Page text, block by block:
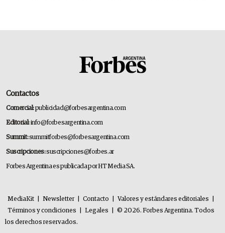
Contactos
Comercial:publicidad@forbesargentina.com
Editorial:info@forbesargentina.com
Summit:summitforbes@forbesargentina.com
Suscripciones:suscripciones@forbes.ar
Forbes Argentina es publicada por HT Media SA.
MediaKit Newsletter Contacto Valores y estándares editoriales
Términos y condiciones
Legales
© 2026. Forbes Argentina. Todos
los derechos reservados.